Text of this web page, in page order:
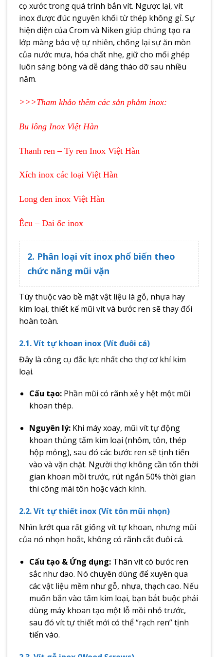
cọ xước trong quá trình bắn vít. Ngược lại, vít
inox được đúc nguyên khối từ thép không gỉ. Sự
hiện diện của Crom và Niken giúp chúng tạo ra
lớp màng bảo vệ tự nhiên, chống lại sự ăn mòn
của nước mưa, hóa chất nhẹ, giữ cho mối ghép
luôn sáng bóng và dễ dàng tháo dỡ sau nhiều
năm.
>>>Tham khảo thêm các sản phảm inox:
Bu lông Inox Việt Hàn
Thanh ren – Ty ren Inox Việt Hàn
Xích inox các loại Việt Hàn
Long đen inox Việt Hàn
Êcu – Đai ốc inox
2. Phân loại vít inox phổ biến theo
chức năng mũi vặn
Tùy thuộc vào bề mặt vật liệu là gỗ, nhựa hay
kim loại, thiết kế mũi vít và bước ren sẽ thay đổi
hoàn toàn.
2.1. Vít tự khoan inox (Vít đuôi cá)
Đây là công cụ đắc lực nhất cho thợ cơ khí kim
loại.
Cấu tạo:Phần mũi có rãnh xẻ y hệt một mũi
khoan thép.
Nguyên lý:Khi máy xoay, mũi vít tự động
khoan thủng tấm kim loại (nhôm, tôn, thép
hộp mỏng), sau đó các bước ren sẽ tịnh tiến
vào và vặn chặt. Người thợ không cần tốn thời
gian khoan mồi trước, rút ngắn 50% thời gian
thi công mái tôn hoặc vách kính.
2.2. Vít tự thiết inox (Vít tôn mũi nhọn)
Nhìn lướt qua rất giống vít tự khoan, nhưng mũi
của nó nhọn hoắt, không có rãnh cắt đuôi cá.
Cấu tạo & Ứng dụng:Thân vít có bước ren
sắc như dao. Nó chuyên dùng để xuyên qua
các vật liệu mềm như gỗ, nhựa, thạch cao. Nếu
muốn bắn vào tấm kim loại, bạn bắt buộc phải
dùng máy khoan tạo một lỗ mồi nhỏ trước,
sau đó vít tự thiết mới có thể “rạch ren” tịnh
tiến vào.